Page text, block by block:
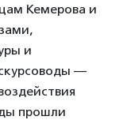
Кемерова и
и
—
прошли